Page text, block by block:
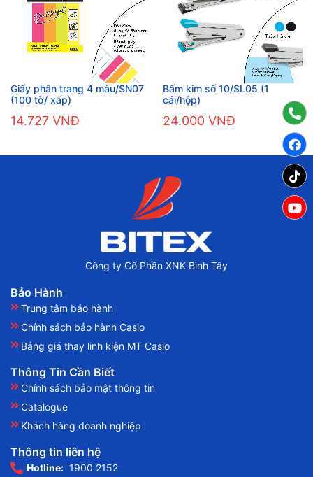
Giấy phân trang 4 màu/SN07
(100 tờ/ xấp)
14.727 VNĐ
Bấm kim số 10/SL05 (1
cái/hộp)
24.000 VNĐ
Công ty Cổ Phần XNK Bình Tây
Bảo Hành
Trung tâm bảo hành
Chính sách bảo hành Casio
Bảng giá thay linh kiện MT Casio
Thông Tin Cần Biết
Chính sách bảo mật thông tin
Catalogue
Khách hàng doanh nghiệp
Thông tin liên hệ
Hotline: 1900 2152